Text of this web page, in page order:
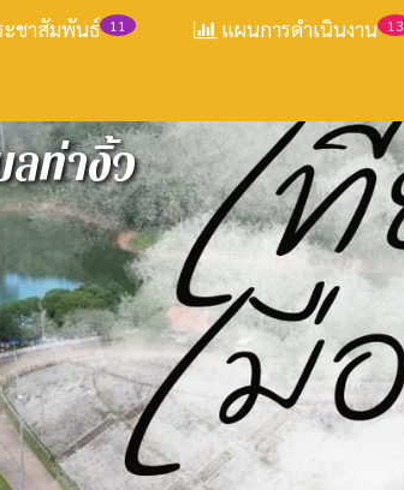
11
ะชาสัมพันธ์ 13
แผนการดำเนินงาน
ท่างิ้ว